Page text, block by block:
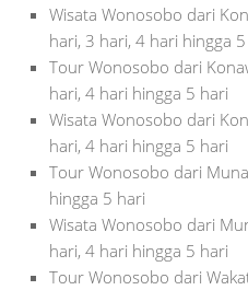
Wisata Wonosobo dari
hari, 3 hari, 4 hari hingga
Tour Wonosobo dari
hari, 4 hari hingga 5 hari
Wisata Wonosobo dari
hari, 4 hari hingga 5 hari
Tour Wonosobo dari
hingga 5 hari
Wisata Wonosobo dari
hari, 4 hari hingga 5 hari
Tour Wonosobo dari